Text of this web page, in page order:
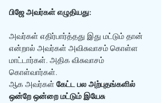
பிஜே அவர்கள் எழுதியது:
அவர்கள் எதிர்பார்த்தது இது மட்டும் தான்
என்றால் அவர்கள் அவிசுவாசம் கொள்ள
மாட்டார்கள். அதிக விசுவாசம்
கொள்வார்கள்.
ஆக அவர்கள் கேட்ட பல அற்புதங்களில்
ஒன்றே ஒன்றை மட்டும் இயேசு